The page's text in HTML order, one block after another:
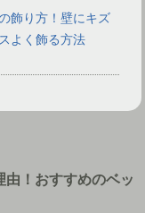
飾り方！壁にキズ
よく飾る方法
！おすすめのベッ